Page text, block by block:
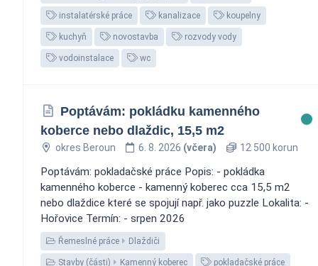
instalatérské práce kanalizace koupelny
kuchyň novostavba rozvody vody
vodoinstalace wc
Poptávám: pokládku kamenného
koberce nebo dlaždic, 15,5 m2
okres Beroun 6. 8. 2026 (včera) 12 500 korun
Poptávám: pokladačské práce Popis: - pokládka
kamenného koberce - kamenný koberec cca 15,5 m2
nebo dlaždice které se spojují např. jako puzzle Lokalita: -
Hořovice Termín: - srpen 2026
Řemeslné práce Dlaždiči
Stavby (části) Kamenný koberec pokladačské práce